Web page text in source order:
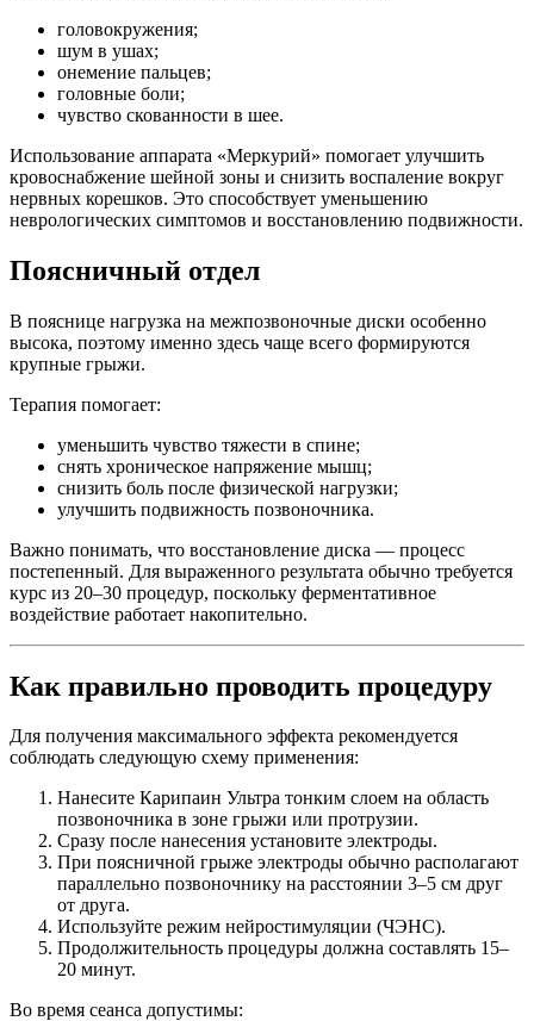
головокружения;
шум в ушах;
онемение пальцев;
головные боли;
чувство скованности в шее.
Использование аппарата «Меркурий» помогает улучшить
кровоснабжение шейной зоны и снизить воспаление вокруг
нервных корешков. Это способствует уменьшению
неврологических симптомов и восстановлению подвижности.
Поясничный отдел
В пояснице нагрузка на межпозвоночные диски особенно
высока, поэтому именно здесь чаще всего формируются
крупные грыжи.
Терапия помогает:
уменьшить чувство тяжести в спине;
снять хроническое напряжение мышц;
снизить боль после физической нагрузки;
улучшить подвижность позвоночника.
Важно понимать, что восстановление диска — процесс
постепенный. Для выраженного результата обычно требуется
курс из 20–30 процедур, поскольку ферментативное
воздействие работает накопительно.
Как правильно проводить процедуру
Для получения максимального эффекта рекомендуется
соблюдать следующую схему применения:
Нанесите Карипаин Ультра тонким слоем на область
позвоночника в зоне грыжи или протрузии.
Сразу после нанесения установите электроды.
При поясничной грыже электроды обычно располагают
параллельно позвоночнику на расстоянии 3–5 см друг
от друга.
Используйте режим нейростимуляции (ЧЭНС).
Продолжительность процедуры должна составлять 15–
20 минут.
Во время сеанса допустимы: